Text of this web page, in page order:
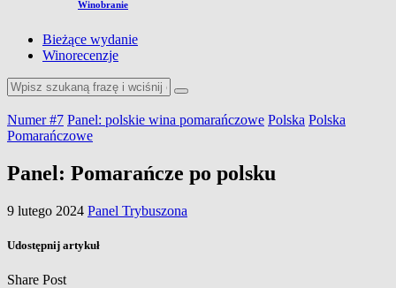
Winobranie
Bieżące wydanie
Winorecenzje
Numer #7 Panel: polskie wina pomarańczowe Polska Polska
Pomarańczowe
Panel: Pomarańcze po polsku
9 lutego 2024 Panel Trybuszona
Udostępnij artykuł
Share Post